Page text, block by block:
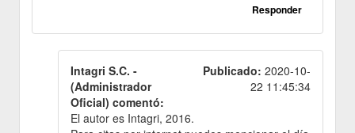
Responder
Intagri S.C. -
(Administrador
Oficial) comentó:
Publicado: 2020-10-
22 11:45:34
El autor es Intagri, 2016.